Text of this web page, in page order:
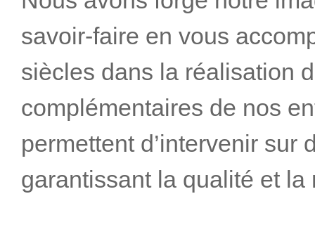
savoir-faire en vous
siècles dans la réalisation
complémentaires de nos
permettent d’intervenir sur
garantissant la qualité et